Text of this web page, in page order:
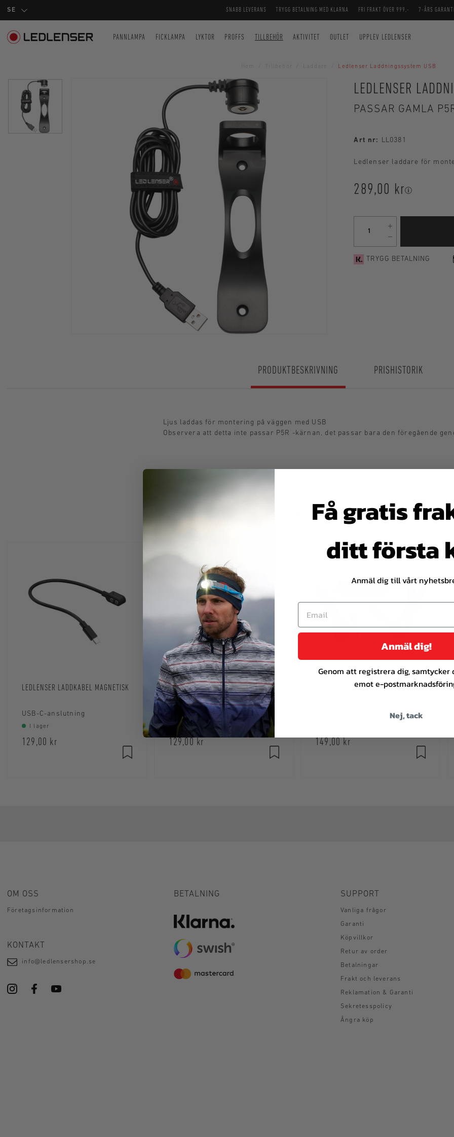
SE SNABB LEVERANS TRYGG BETALNING MED KLARNA FRI FRAKT ÖVER 999,- 7-ÅRS GARANTI
PANNLAMPA FICKLAMPA LYKTOR PROFFS TILLBEHÖR AKTIVITET OUTLET UPPLEV LEDLENSER
Ledlenser Laddningssystem USB
LEDLENSER
PASSAR GAMLA
Art nr: LL0381
Ledlenser laddare för
289,00 kr
TRYGG BETALNING
PRODUKTBESKRIVNING PRISHISTORIK
Ljus laddas för montering på väggen med USB
Observera att detta inte passar P5R -kärnan, det passar bara den föregående
VÅRA REKOMMENDATIONER
LEDLENSER LADDKABEL MAGNETISK
USB-C-anslutning
I lager
129,00 kr
LEDLENSER MAGNETIC CHARGING
CABLE TYPE A
I lager
129,00 kr
LEDLENSER LADDARE MED
149,00 kr
OM OSS
Företagsinformation
KONTAKT
info@ledlensershop.se
BETALNING SUPPORT
Vanliga frågor
Garanti
Köpvillkor
Retur av order
Betalningar
Frakt och leverans
Reklamation & Garanti
Sekretesspolicy
Ångra köp
Få gratis
ditt första
Anmäl dig till vårt
Anmäl dig!
Genom att registrera dig,
emot e-
Nej, tack